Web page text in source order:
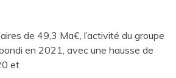
de 49,3 Ma€, l’activité du groupe
en 2021, avec une hausse de
et